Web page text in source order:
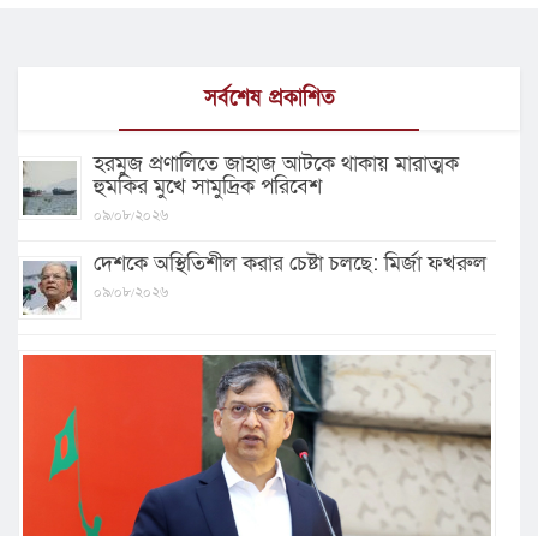
সর্বশেষ প্রকাশিত
হরমুজ প্রণালিতে জাহাজ আটকে থাকায় মারাত্মক
হুমকির মুখে সামুদ্রিক পরিবেশ
০৯/০৮/২০২৬
দেশকে অস্থিতিশীল করার চেষ্টা চলছে: মির্জা ফখরুল
০৯/০৮/২০২৬